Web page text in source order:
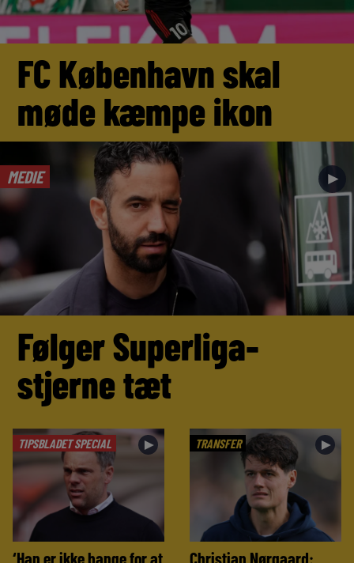
FC København skal
møde kæmpe ikon
MEDIE ►
Følger Superliga-
stjerne tæt
TIPSBLADET SPECIAL ►
‘Han er ikke bange for at
TRANSFER ►
Christian Nørgaard: